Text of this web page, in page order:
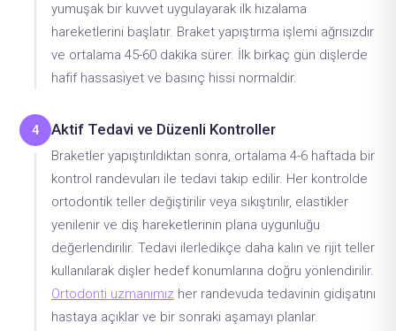
yumuşak bir kuvvet uygulayarak ilk hizalama
hareketlerini başlatır. Braket yapıştırma işlemi ağrısızdır
ve ortalama 45-60 dakika sürer. İlk birkaç gün dişlerde
hafif hassasiyet ve basınç hissi normaldir.
4 Aktif Tedavi ve Düzenli Kontroller
Braketler yapıştırıldıktan sonra, ortalama 4-6 haftada bir
kontrol randevuları ile tedavi takip edilir. Her kontrolde
ortodontik teller değiştirilir veya sıkıştırılır, elastikler
yenilenir ve diş hareketlerinin plana uygunluğu
değerlendirilir. Tedavi ilerledikçe daha kalın ve rijit teller
kullanılarak dişler hedef konumlarına doğru yönlendirilir.
Ortodonti uzmanımız her randevuda tedavinin gidişatını
hastaya açıklar ve bir sonraki aşamayı planlar.